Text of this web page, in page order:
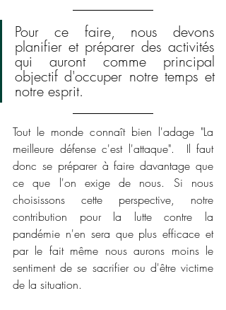
Pour ce faire, nous devons
planifier et préparer des activités
qui auront comme principal
objectif d'occuper notre temps et
notre esprit.
Tout le monde connaît bien l'adage "La
meilleure défense c'est l'attaque".  Il faut
donc se préparer à faire davantage que
ce que l'on exige de nous. Si nous
choisissons cette perspective, notre
contribution pour la lutte contre la
pandémie n'en sera que plus efficace et
par le fait même nous aurons moins le
sentiment de se sacrifier ou d'être victime
de la situation.